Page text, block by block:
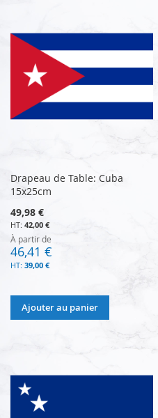
Drapeau de Table: Cuba
15x25cm
49,98 €
42,00 €
À partir de
46,41 €
39,00 €
Ajouter au panier